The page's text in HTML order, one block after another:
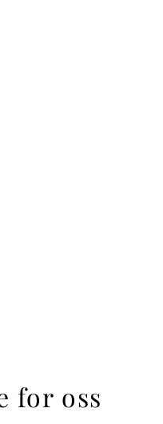
for oss